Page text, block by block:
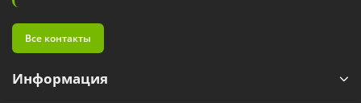
Все контакты
Информация